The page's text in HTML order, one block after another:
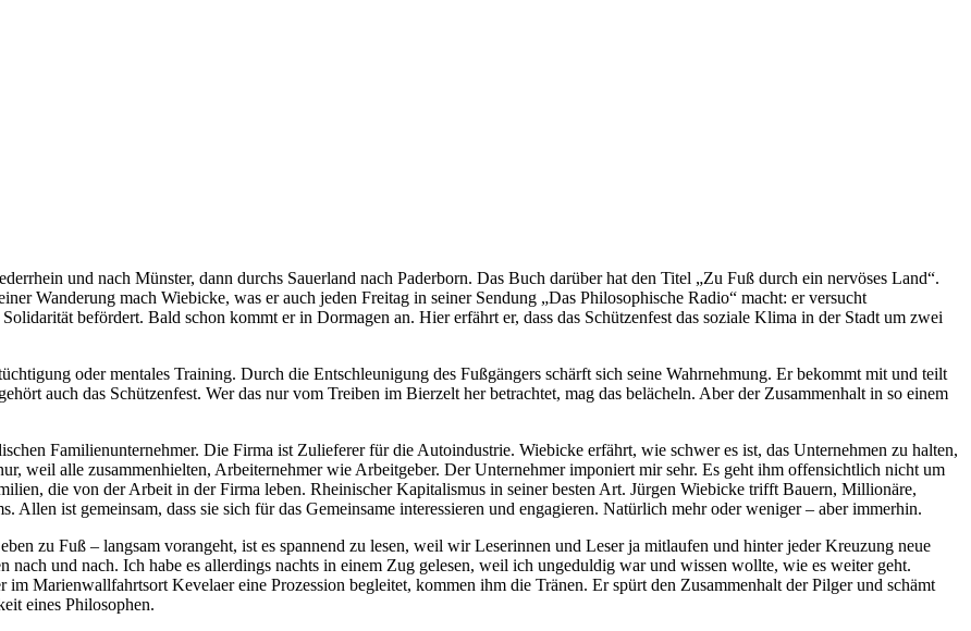
und nach Münster, dann durchs Sauerland nach Paderborn. Das Buch darüber hat den Titel „Zu Fuß durch ein nervöses Land“.
Wanderung mach Wiebicke, was er auch jeden Freitag in seiner Sendung „Das Philosophische Radio“ macht: er versucht
befördert. Bald schon kommt er in Dormagen an. Hier erfährt er, dass das Schützenfest das soziale Klima in der Stadt um zwei
oder mentales Training. Durch die Entschleunigung des Fußgängers schärft sich seine Wahrnehmung. Er bekommt mit und teilt
auch das Schützenfest. Wer das nur vom Treiben im Bierzelt her betrachtet, mag das belächeln. Aber der Zusammenhalt in so einem
Familienunternehmer. Die Firma ist Zulieferer für die Autoindustrie. Wiebicke erfährt, wie schwer es ist, das Unternehmen zu halten,
weil alle zusammenhielten, Arbeiternehmer wie Arbeitgeber. Der Unternehmer imponiert mir sehr. Es geht ihm offensichtlich nicht um
die von der Arbeit in der Firma leben. Rheinischer Kapitalismus in seiner besten Art. Jürgen Wiebicke trifft Bauern, Millionäre,
Allen ist gemeinsam, dass sie sich für das Gemeinsame interessieren und engagieren. Natürlich mehr oder weniger – aber immerhin.
zu Fuß – langsam vorangeht, ist es spannend zu lesen, weil wir Leserinnen und Leser ja mitlaufen und hinter jeder Kreuzung neue
nach und nach. Ich habe es allerdings nachts in einem Zug gelesen, weil ich ungeduldig war und wissen wollte, wie es weiter geht.
Marienwallfahrtsort Kevelaer eine Prozession begleitet, kommen ihm die Tränen. Er spürt den Zusammenhalt der Pilger und schämt
eines Philosophen.